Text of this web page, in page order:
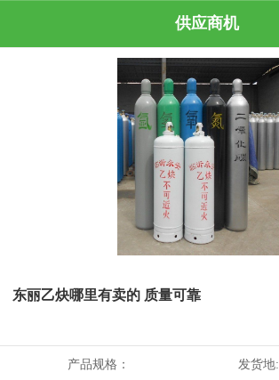
供应商机
东丽乙炔哪里有卖的 质量可靠
产品规格： 发货地: